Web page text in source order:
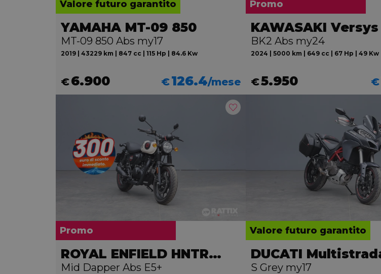
Valore futuro garantito
YAMAHA MT-09 850
MT-09 850 Abs my17
2019 | 43229 km | 847 cc | 115 Hp | 84.6 Kw
€6.900 €126.4/mese
Promo
KAWASAKI
BK2 Abs my24
2024 | 5000 km | 649 cc | 67 Hp | 49 Kw
€5.950 €
Promo
ROYAL ENFIELD HNTR 350
Mid Dapper Abs E5+
Valore futuro garantito
S Grey my17